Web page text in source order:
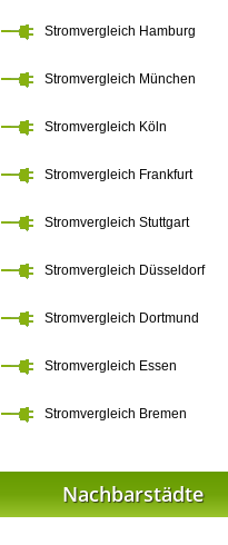
Stromvergleich Hamburg
Stromvergleich München
Stromvergleich Köln
Stromvergleich Frankfurt
Stromvergleich Stuttgart
Stromvergleich Düsseldorf
Stromvergleich Dortmund
Stromvergleich Essen
Stromvergleich Bremen
Nachbarstädte